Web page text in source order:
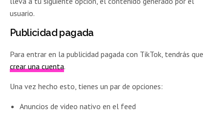
usuario.
Publicidad pagada
Para entrar en la publicidad pagada con TikTok, tendrás que
crear una cuenta.
Una vez hecho esto, tienes un par de opciones:
Anuncios de video nativo en el feed